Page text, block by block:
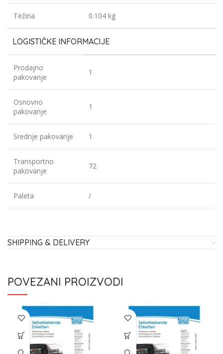
Težina 0.104 kg
LOGISTIČKE INFORMACIJE
Prodajno
pakovanje
1
Osnovno
pakovanje
1
Srednje pakovanje 1
Transportno
pakovanje
72
Paleta /
SHIPPING & DELIVERY
POVEZANI PROIZVODI